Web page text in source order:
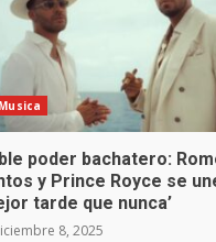
Musica
poder bachatero:
y Prince Royce se
tarde que nunca’
8, 2025